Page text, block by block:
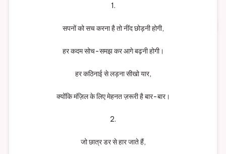
1.
सपनों को सच करना है तो नींद छोड़नी होगी,
हर कदम सोच-समझ कर आगे बढ़नी होगी।
हर कठिनाई से लड़ना सीखो यार,
क्योंकि मंज़िल के लिए मेहनत ज़रूरी है बार-बार।
2.
जो छात्र डर से हार जाते हैं,